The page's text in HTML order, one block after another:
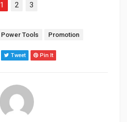
1 2 3
Power Tools Promotion
Tweet Pin It